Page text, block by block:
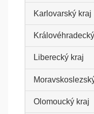
Karlovarský kraj
Liberecký kraj
Olomoucký kraj